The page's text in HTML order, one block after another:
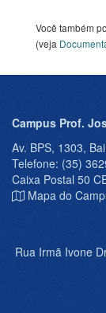
Você também
(veja
Campus Prof.
Av. BPS, 1303,
Telefone: (35)
Caixa Postal 50
Mapa do
Rua Irmã Ivone